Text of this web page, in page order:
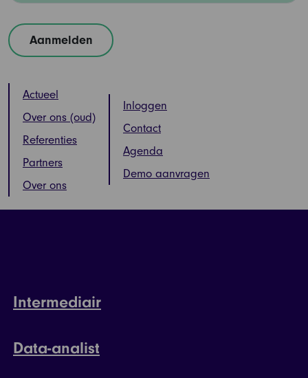
Actueel
Over ons (oud)
Referenties
Partners
Over ons
Inloggen
Contact
Agenda
Demo aanvragen
Intermediair
Data-analist